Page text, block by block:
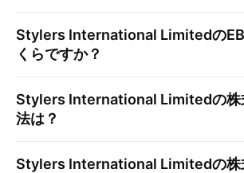
Stylers International Limitedの
くらですか？
Stylers International Limitedの
法は？
Stylers International Limitedの